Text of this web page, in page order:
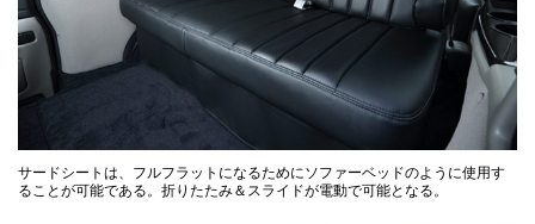
サードシートは、フルフラットになるためにソファーベッドのように使用す
ることが可能である。折りたたみ＆スライドが電動で可能となる。